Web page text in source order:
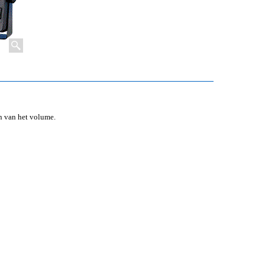
van het volume.